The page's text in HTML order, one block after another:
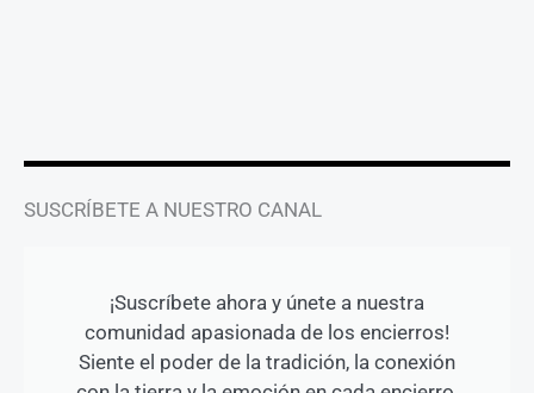
SUSCRÍBETE A NUESTRO CANAL
¡Suscríbete ahora y únete a nuestra
comunidad apasionada de los encierros!
Siente el poder de la tradición, la conexión